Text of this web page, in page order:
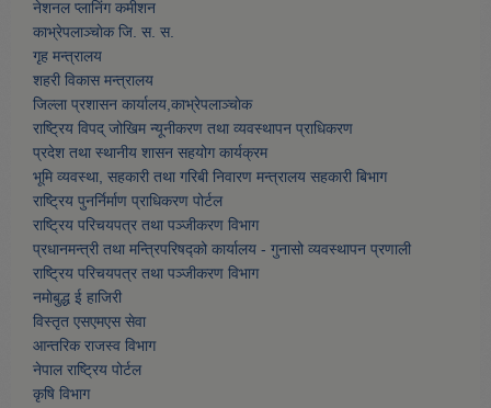
नेशनल प्लानिंग कमीशन
काभ्रेपलाञ्चाेक जि. स. स.
गृह मन्त्रालय
शहरी विकास मन्त्रालय
जिल्ला प्रशासन कार्यालय,काभ्रेपलाञ्चाेक
राष्ट्रिय विपद् जोखिम न्यूनीकरण तथा व्यवस्थापन प्राधिकरण
प्रदेश तथा स्थानीय शासन सहयोग कार्यक्रम
भूमि व्यवस्था, सहकारी तथा गरिबी निवारण मन्त्रालय सहकारी बिभाग
राष्ट्रिय पुनर्निर्माण प्राधिकरण पोर्टल
राष्ट्रिय परिचयपत्र तथा पञ्जीकरण विभाग
प्रधानमन्त्री तथा मन्त्रिपरिषद्को कार्यालय - गुनासो व्यवस्थापन प्रणाली
राष्ट्रिय परिचयपत्र तथा पञ्जीकरण विभाग
नमाेबुद्ध ई हाजिरी
विस्तृत एसएमएस सेवा
आन्तरिक राजस्व विभाग
नेपाल राष्ट्रिय पोर्टल
कृषि विभाग